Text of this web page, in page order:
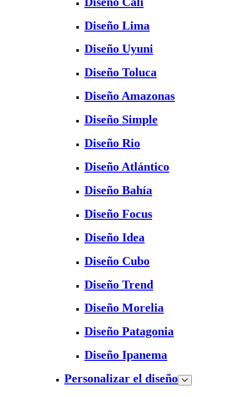
Diseño Lima
Diseño Uyuni
Diseño Toluca
Diseño Amazonas
Diseño Simple
Diseño Rio
Diseño Atlántico
Diseño Bahía
Diseño Focus
Diseño Idea
Diseño Cubo
Diseño Trend
Diseño Morelia
Diseño Patagonia
Diseño Ipanema
Personalizar el diseño